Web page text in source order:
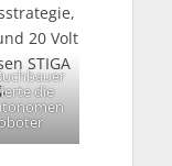
20 Volt
STIGA
die